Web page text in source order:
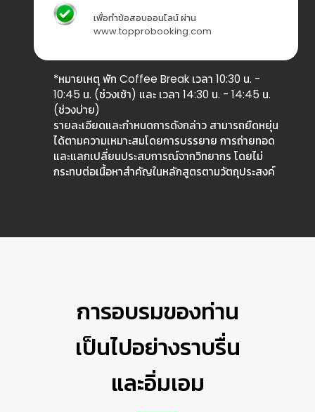
เพื่อทำข้อสอบออนไลน์ ผ่าน
www.topprobooking.com
*หมายเหตุ พัก Coffee Break เวลา 10:30 น. -
10:45 น. (ช่วงเช้า) และ เวลา 14:30 น. - 14:45 น.
(ช่วงบ่าย)
รายละเอียดและกำหนดการดังกล่าว สามารถยืดหยุ่น
ได้ตามความเหมาะสมโดยการบรรยาย การถ่ายทอด
และแลกเปลี่ยนประสบการณ์จากวิทยากร โดยไม่
กระทบต่อเนื้อหาสำคัญในหลักสูตรตามวัตถุประสงค์
การอบรมของท่าน
เป็นไปอย่างราบรื่น
และอิ่มเอม